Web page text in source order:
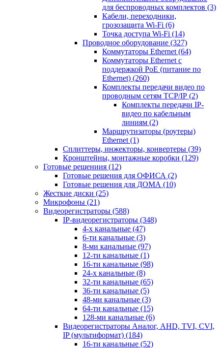
для беспроводных комплектов (3)
Кабели, переходники,
грозозащита Wi-Fi (6)
Точка доступа Wi-Fi (14)
Проводное оборудование (327)
Коммутаторы Ethernet (64)
Коммутаторы Ethernet с
поддержкой PoE (питание по
Ethernet) (260)
Комплекты передачи видео по
проводным сетям TCP/IP (2)
Комплекты передачи IP-
видео по кабельным
линиям (2)
Маршрутизаторы (роутеры)
Ethernet (1)
Сплиттеры, инжекторы, конвертеры (39)
Кронштейны, монтажные коробки (129)
Готовые решениия (12)
Готовые решения для ОФИСА (2)
Готовые решения для ДОМА (10)
Жесткие диски (25)
Микрофоны (21)
Видеорегистраторы (588)
IP-видеорегистраторы (348)
4-х канальные (47)
6-ти канальные (3)
8-ми канальные (97)
12-ти канальные (1)
16-ти канальные (98)
24-х канальные (8)
32-ти канальные (65)
36-ти канальные (5)
48-ми канальные (3)
64-ти канальные (15)
128-ми канальные (6)
Видеорегистраторы Аналог, AHD, TVI, CVI,
IP (мультиформат) (184)
16-ти канальные (52)